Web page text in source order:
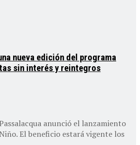
nueva edición del programa
sin interés y reintegros
anunció el lanzamiento
El beneficio estará vigente los